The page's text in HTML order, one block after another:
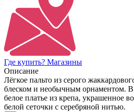
Где купить? Магазины
Описание
Лёгкое пальто из серого
блеском и необычным орнаментом.
белое платье из крепа, украшенное
белой сеточки с серебряной нитью.